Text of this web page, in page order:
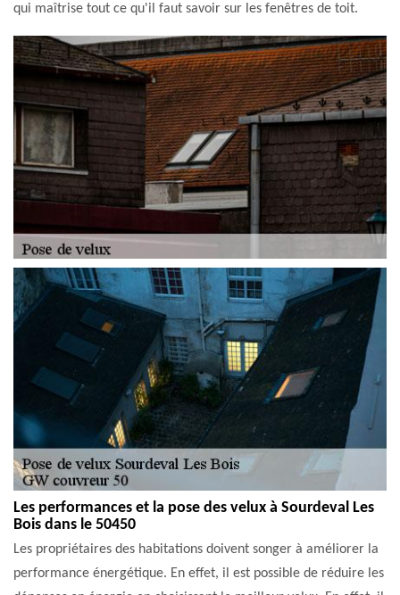
qui maîtrise tout ce qu'il faut savoir sur les fenêtres de toit.
Les performances et la pose des velux à Sourdeval Les
Bois dans le 50450
Les propriétaires des habitations doivent songer à améliorer la
performance énergétique. En effet, il est possible de réduire les